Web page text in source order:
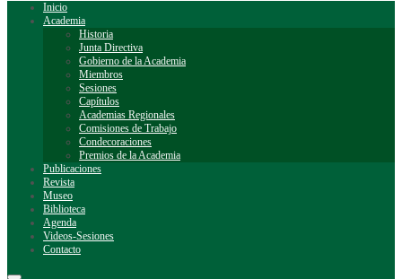
Inicio
Academia
Historia
Junta Directiva
Gobierno de la Academia
Miembros
Sesiones
Capítulos
Academias Regionales
Comisiones de Trabajo
Condecoraciones
Premios de la Academia
Publicaciones
Revista
Museo
Biblioteca
Agenda
Videos-Sesiones
Contacto